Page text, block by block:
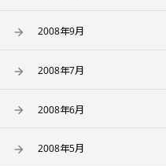
2008年9月
2008年7月
2008年6月
2008年5月